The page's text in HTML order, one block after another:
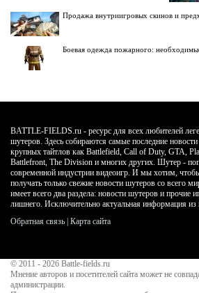
Продажа внутриигровых скинов и
Боевая одежда пожарного:
BATTLE-FIELDS.ru - ресурс для всех любителей
шутеров. Здесь собираются самые последние новости
крупных тайтлов как Battlefield, Call of Duty, GTA,
Battlefront, The Division и многих других. Шутер -
современной индустрии видеоигр. И мы хотим,
получать только свежие новости шутеров со всего
имеет всего два раздела: новости шутеров и прочие
лишнего. Исключительно актуальная информация из
Обратная связь | Карта сайта
© 2011 - 2026 Battle-fields.ru
Мнение авторов и посетителей сайта может не
администрации.